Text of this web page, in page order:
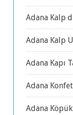
Adana Kalp
Adana Kalp
Adana Kapı
Adana
Adana Köpük